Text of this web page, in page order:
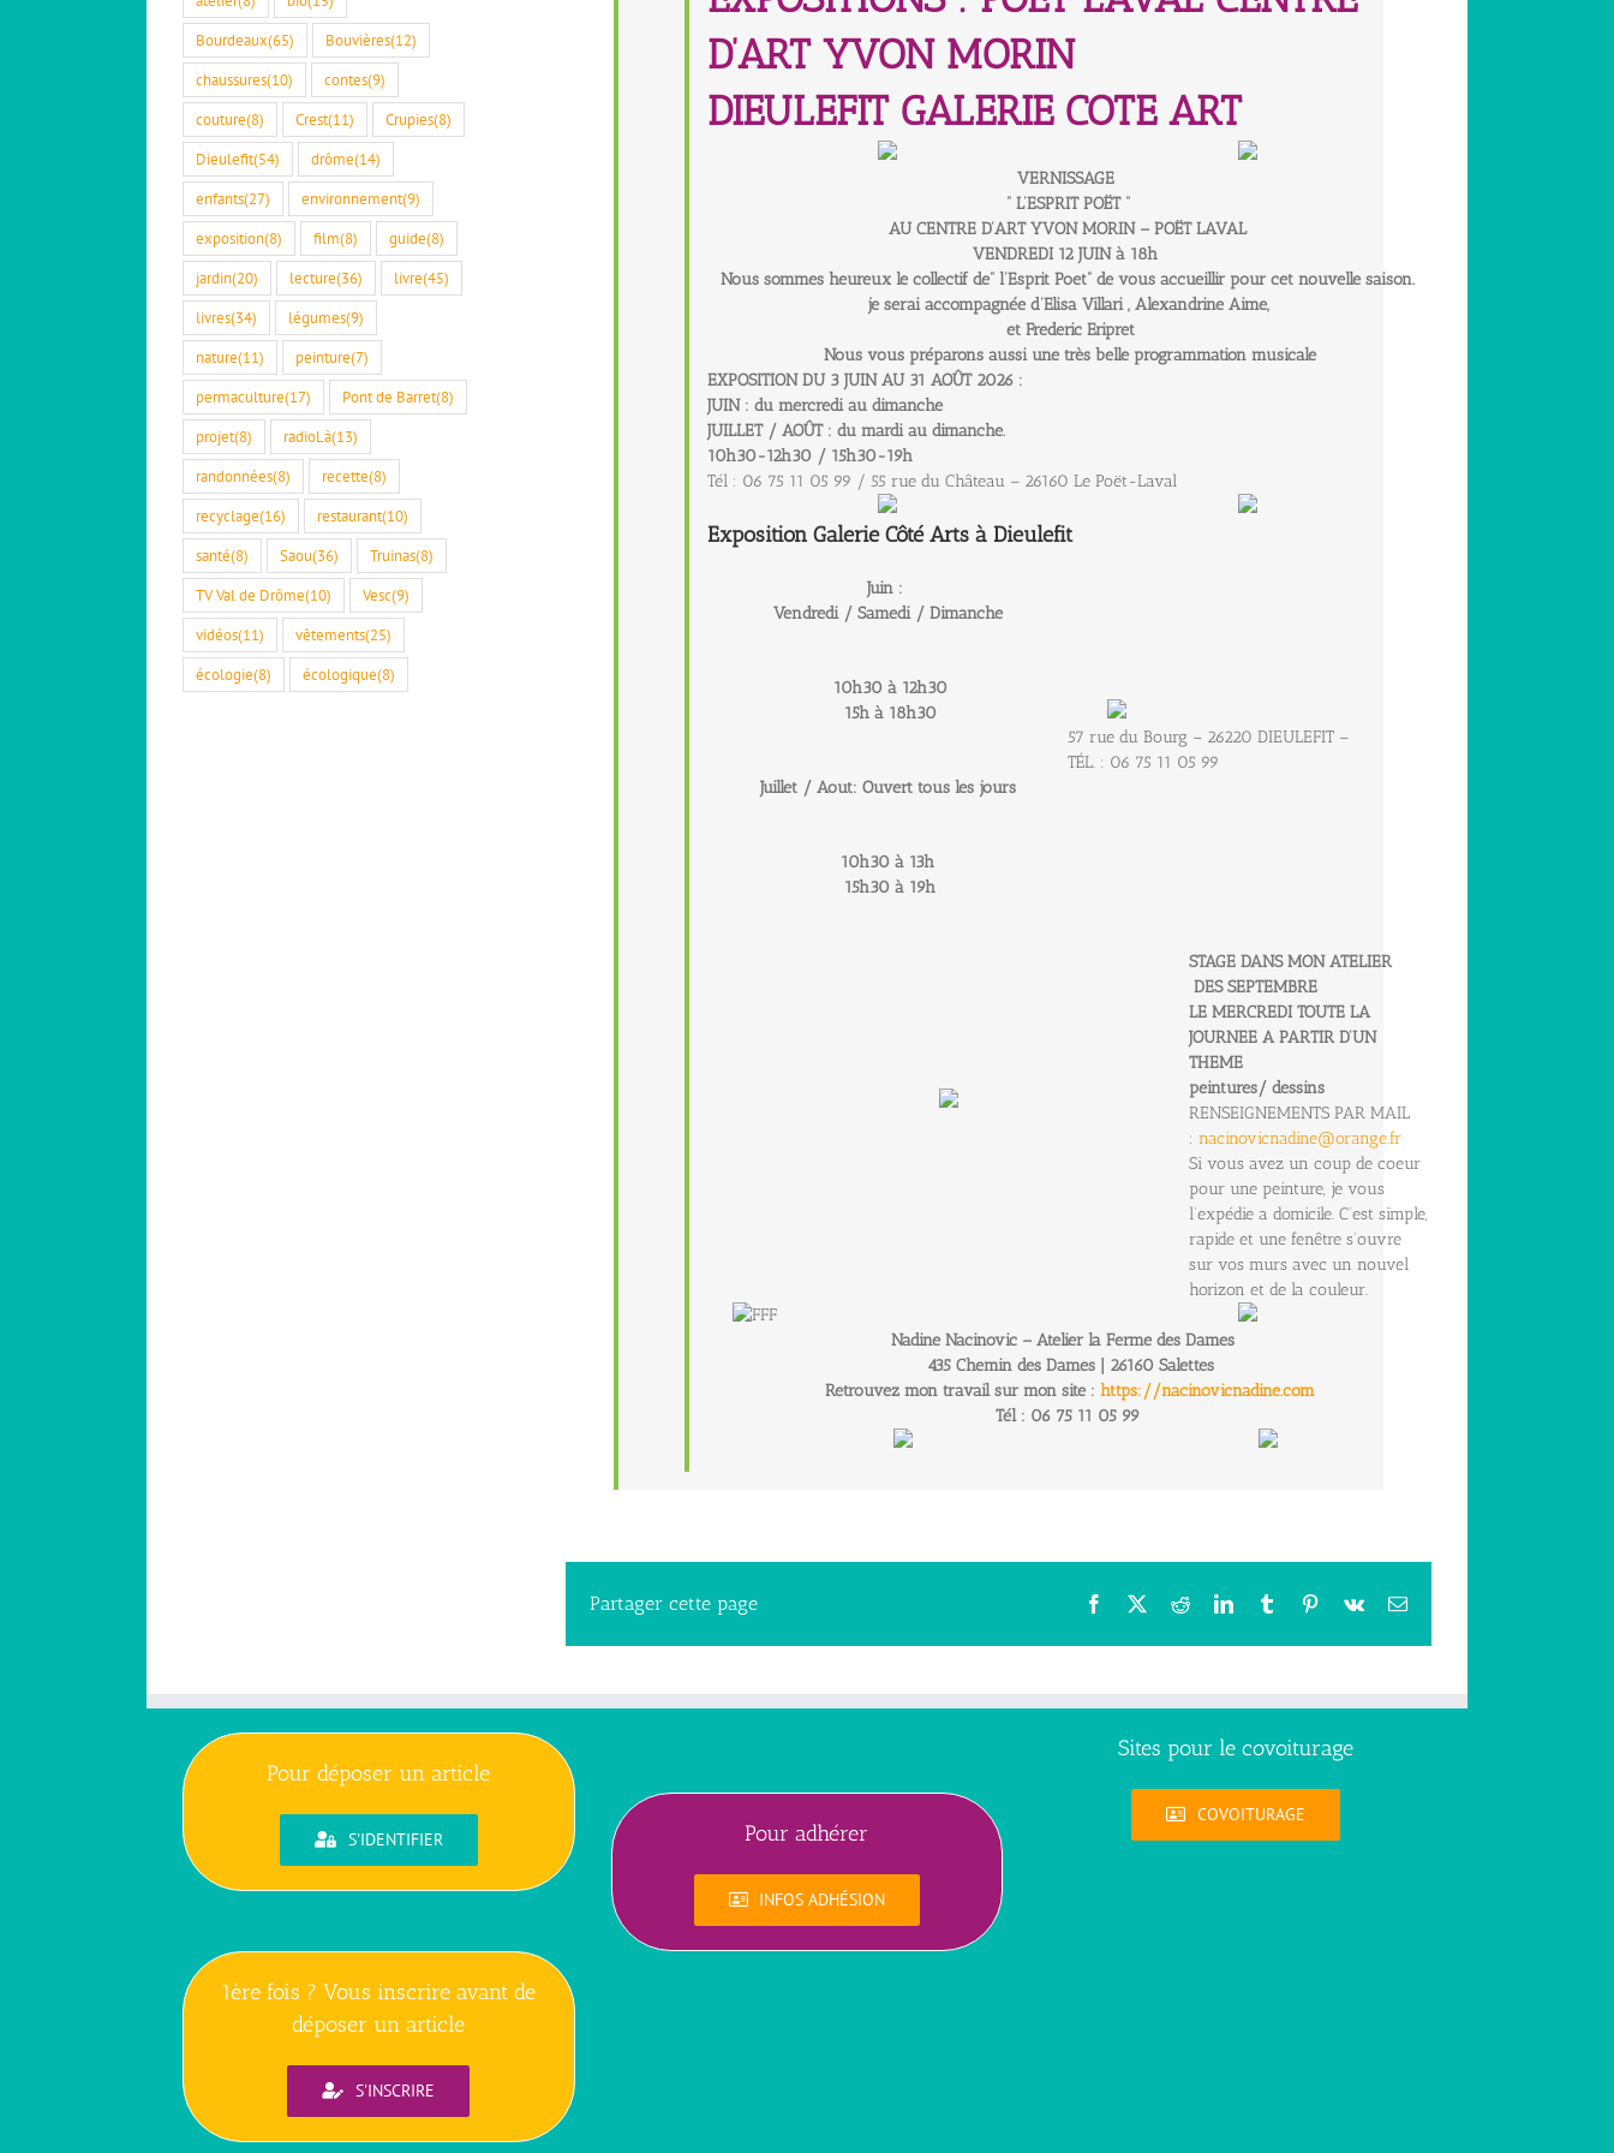
D’ART YVON MORIN
DIEULEFIT GALERIE COTE ART
VERNISSAGE
” L’ESPRIT POËT “
AU CENTRE D’ART YVON MORIN – POËT LAVAL
VENDREDI 12 JUIN à 18h
Nous sommes heureux le collectif de” l’Esprit Poet” de vous accueillir pour cet nouvelle saison.
je serai accompagnée d’Elisa Villari , Alexandrine Aime,
et Frederic Eripret
Nous vous préparons aussi une très belle programmation musicale
EXPOSITION DU 3 JUIN AU 31 AOÛT 2026 :
JUIN : du mercredi au dimanche
JUILLET / AOÛT : du mardi au dimanche.
10h30-12h30 / 15h30-19h
Tél : 06 75 11 05 99 / 55 rue du Château – 26160 Le Poët-Laval
ExpositionGalerie Côté Arts à Dieulefit
Juin :
Vendredi / Samedi / Dimanche
10h30 à 12h30
15h à 18h30
Juillet / Aout: Ouvert tous les jours
10h30 à 13h
15h30 à 19h
57 rue du Bourg – 26220 DIEULEFIT –
TÉL. : 06 75 11 05 99
STAGE DANS MON ATELIER
DES SEPTEMBRE
LE MERCREDI TOUTE LA
JOURNEE A PARTIR D’UN
THEME
peintures/ dessins
RENSEIGNEMENTS PAR MAIL
:nacinovicnadine@orange.fr
Si vous avez un coup de coeur
pour une peinture, je vous
l’expédie a domicile. C’est simple,
rapide et une fenêtre s’ouvre
sur vos murs avec un nouvel
horizon et de la couleur.
Nadine Nacinovic – Atelier la Ferme des Dames
435 Chemin des Dames | 26160 Salettes
Retrouvez mon travail sur mon site :https://nacinovicnadine.com
Tél : 06 75 11 05 99
Partager cette page Facebook RedditLinkedInTumblr Pinterest
Vk Email
Bourdeaux(65) Bouvières(12)
chaussures(10) contes(9)
couture(8) Crest(11) Crupies(8)
Dieulefit(54) drôme(14)
enfants(27) environnement(9)
exposition(8) film(8) guide(8)
jardin(20) lecture(36) livre(45)
livres(34) légumes(9)
nature(11) peinture(7)
permaculture(17) Pont de Barret(8)
projet(8) radioLà(13)
randonnées(8) recette(8)
recyclage(16) restaurant(10)
santé(8) Saou(36) Truinas(8)
TV Val de Drôme(10) Vesc(9)
vidéos(11) vêtements(25)
écologie(8) écologique(8)
Pour déposer un article
S'IDENTIFIER
1ère fois ? Vous inscrire avant de
déposer un article
S'INSCRIRE
Pour adhérer
INFOS ADHÉSION
Sites pour le covoiturage
COVOITURAGE